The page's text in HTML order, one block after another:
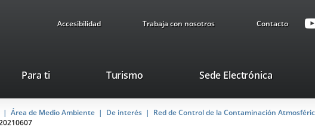
Accesibilidad Trabaja con nosotros Contacto
Para ti TurismoThis
will
open
Sede ElectrónicaLink
external
Área de Medio Ambiente De interés
Red de Control de la Contaminación